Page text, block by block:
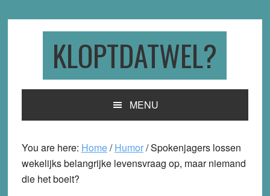
KLOPTDATWEL?
MENU
You are here: Home/ Humor/Spokenjagers lossen
wekelijks belangrijke levensvraag op, maar niemand
die het boeit?